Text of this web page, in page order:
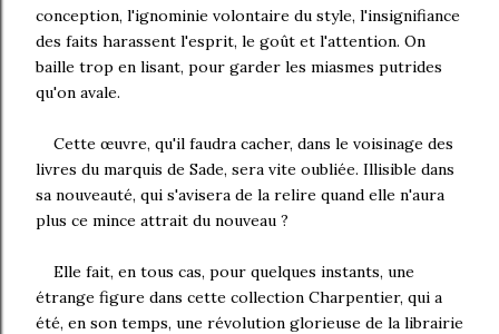
conception, l'ignominie volontaire du style, l'insignifiance
des faits harassent l'esprit, le goût et l'attention. On
baille trop en lisant, pour garder les miasmes putrides
qu'on avale.
Cette œuvre, qu'il faudra cacher, dans le voisinage des
livres du marquis de Sade, sera vite oubliée. Illisible dans
sa nouveauté, qui s'avisera de la relire quand elle n'aura
plus ce mince attrait du nouveau ?
Elle fait, en tous cas, pour quelques instants, une
étrange figure dans cette collection Charpentier, qui a
été, en son temps, une révolution glorieuse de la librairie